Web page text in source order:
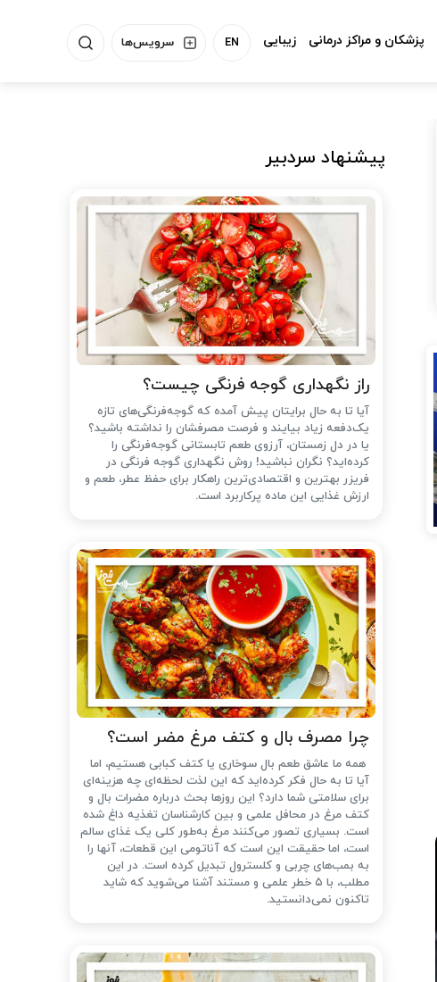
سرویس‌ها EN پزشکان و مراکز درمانی زیبایی
پیشنهاد سردبیر
راز نگهداری گوجه فرنگی چیست؟
آیا تا به حال برایتان پیش آمده که گوجه‌فرنگی‌های تازه
یک‌دفعه زیاد بیایند و فرصت مصرفشان را نداشته باشید؟
یا در دل زمستان، آرزوی طعم تابستانی گوجه‌فرنگی را
کرده‌اید؟ نگران نباشید! روش نگهداری گوجه فرنگی در
فریزر بهترین و اقتصادی‌ترین راهکار برای حفظ عطر، طعم و
ارزش غذایی این ماده پرکاربرد است.
چرا مصرف بال و کتف مرغ مضر است؟
همه ما عاشق طعم بال سوخاری یا کتف کبابی هستیم، اما
آیا تا به حال فکر کرده‌اید که این لذت لحظه‌ای چه هزینه‌ای
برای سلامتی شما دارد؟ این روزها بحث درباره مضرات بال و
کتف مرغ در محافل علمی و بین کارشناسان تغذیه داغ شده
است. بسیاری تصور می‌کنند مرغ به‌طور کلی یک غذای سالم
است، اما حقیقت این است که آناتومی این قطعات، آنها را
به بمب‌های چربی و کلسترول تبدیل کرده است. در این
مطلب، با ۵ خطر علمی و مستند آشنا می‌شوید که شاید
تاکنون نمی‌دانستید.